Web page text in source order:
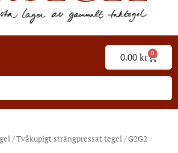
0.00 kr 0
/Tvåkupigt strängpressat tegel/ G2G2